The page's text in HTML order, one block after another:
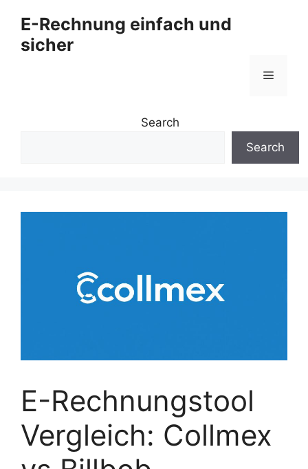
Inhalt
springen
E-Rechnung einfach und
sicher
Menü
Search
Search
E-Rechnungstool
Vergleich: Collmex